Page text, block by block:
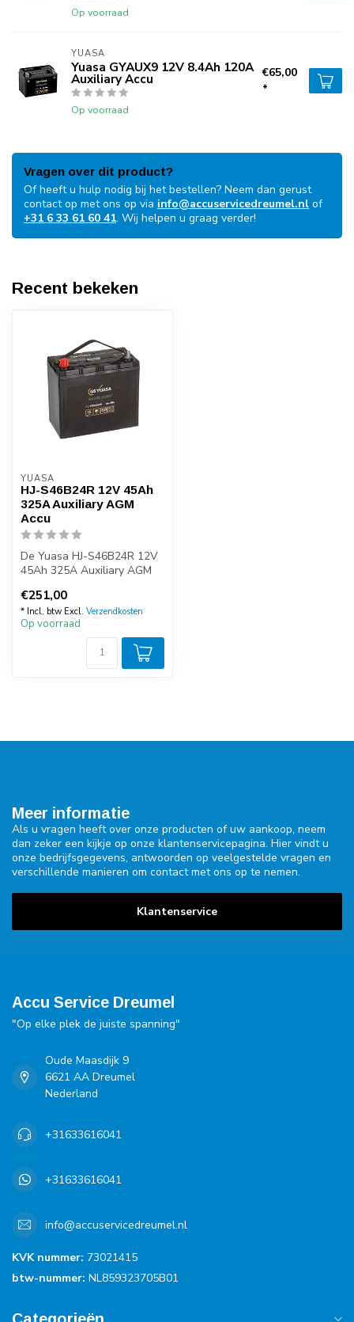
Op voorraad
YUASA
Yuasa GYAUX9 12V 8.4Ah 120A
Auxiliary Accu
Op voorraad
€65,00
*
Vragen over dit product?
Of heeft u hulp nodig bij het bestellen? Neem dan gerust
contact op met ons op via info@accuservicedreumel.nl of
+31 6 33 61 60 41. Wij helpen u graag verder!
Recent bekeken
YUASA
HJ-S46B24R 12V 45Ah
325A Auxiliary AGM
Accu
De Yuasa HJ-S46B24R 12V
45Ah 325A Auxiliary AGM
hulpaccu v...
€251,00
* Incl. btw Excl. Verzendkosten
Op voorraad
Meer informatie
Als u vragen heeft over onze producten of uw aankoop, neem
dan zeker een kijkje op onze klantenservicepagina. Hier vindt u
onze bedrijfsgegevens, antwoorden op veelgestelde vragen en
verschillende manieren om contact met ons op te nemen.
Klantenservice
Accu Service Dreumel
"Op elke plek de juiste spanning"
Oude Maasdijk 9
6621 AA Dreumel
Nederland
+31633616041
+31633616041
info@accuservicedreumel.nl
KVK nummer: 73021415
btw-nummer: NL859323705B01